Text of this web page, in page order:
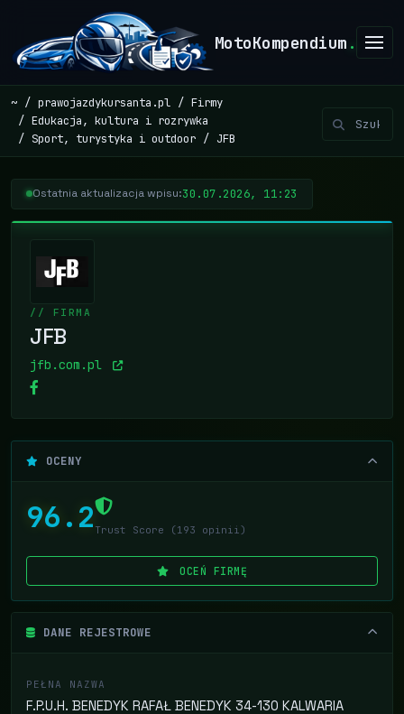
MotoKompendium .
~ prawojazdykursanta.pl
Firmy
Edukacja, kultura i rozrywka
Sport, turystyka i outdoor
JFB
Ostatnia aktualizacja wpisu:30.07.2026, 11:23
// FIRMA
JFB
jfb.com.pl
OCENY
96.2 Trust Score (193 opinii)
OCEŃ FIRMĘ
DANE REJESTROWE
PEŁNA NAZWA
F.P.U.H. BENEDYK RAFAŁ BENEDYK 34-130 KALWARIA